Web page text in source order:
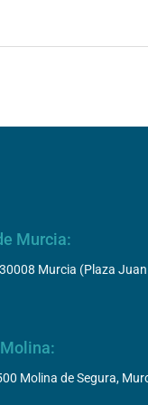
Murcia:
Murcia (Plaza
Molina de Segura,